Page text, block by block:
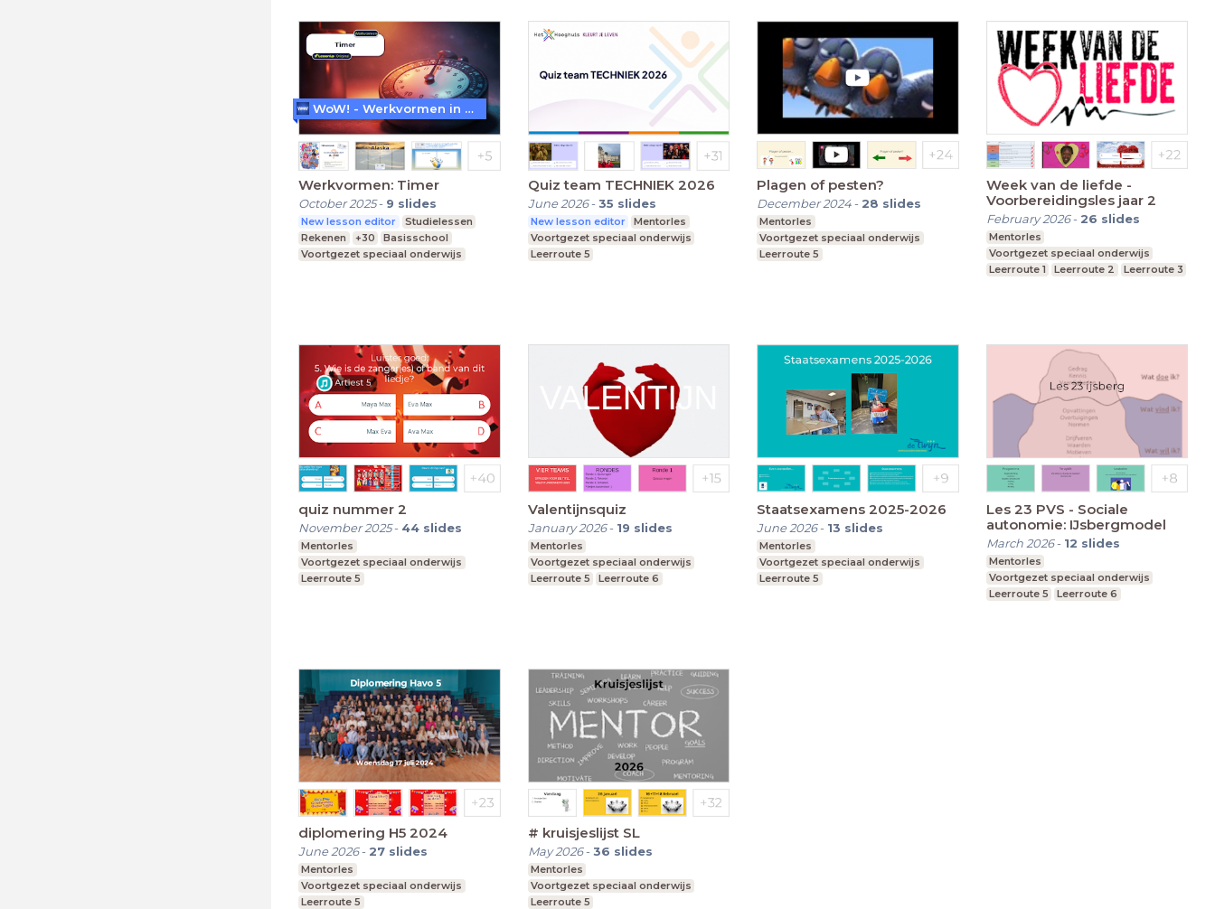
Werkvormen: Timer
October 2025- 9 slides
New lesson editor
Studielessen
Rekenen
+30
Basisschool
Voortgezet speciaal onderwijs
WoW! - Werkvormen in LessonUp
Quiz team TECHNIEK 2026
June 2026-35 slides
New lesson editor
Mentorles
Voortgezet speciaal onderwijs
Leerroute 5
Plagen of pesten?
December 2024- 28 slides
Mentorles
Voortgezet speciaal onderwijs
Leerroute 5
Week van de liefde -
Voorbereidingsles jaar 2
February 2026- 26 slides
Mentorles
Voortgezet speciaal onderwijs
Leerroute 1
Leerroute 2 Leerroute 3
quiz nummer 2
November 2025- 44 slides
Mentorles
Voortgezet speciaal onderwijs
Leerroute 5
Valentijnsquiz
January 2026- 19 slides
Mentorles
Voortgezet speciaal onderwijs
Leerroute 5
Leerroute 6
Staatsexamens 2025-2026
June 2026- 13 slides
Mentorles
Voortgezet speciaal onderwijs
Leerroute 5
Les 23 PVS - Sociale
autonomie: IJsbergmodel
March 2026- 12 slides
Mentorles
Voortgezet speciaal onderwijs
Leerroute 5
Leerroute 6
diplomering H5 2024
June 2026- 27 slides
Mentorles
Voortgezet speciaal onderwijs
Leerroute 5
# kruisjeslijst SL
May 2026-36 slides
Mentorles
Voortgezet speciaal onderwijs
Leerroute 5